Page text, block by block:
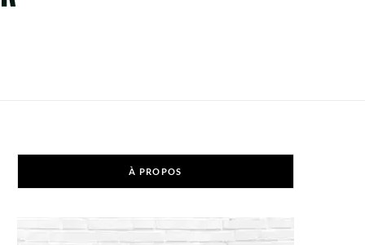
À PROPOS